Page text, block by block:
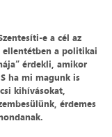
e a cél az
ellentétben a politikai
érdekli, amikor
ha mi magunk is
kihívásokat,
érdemes